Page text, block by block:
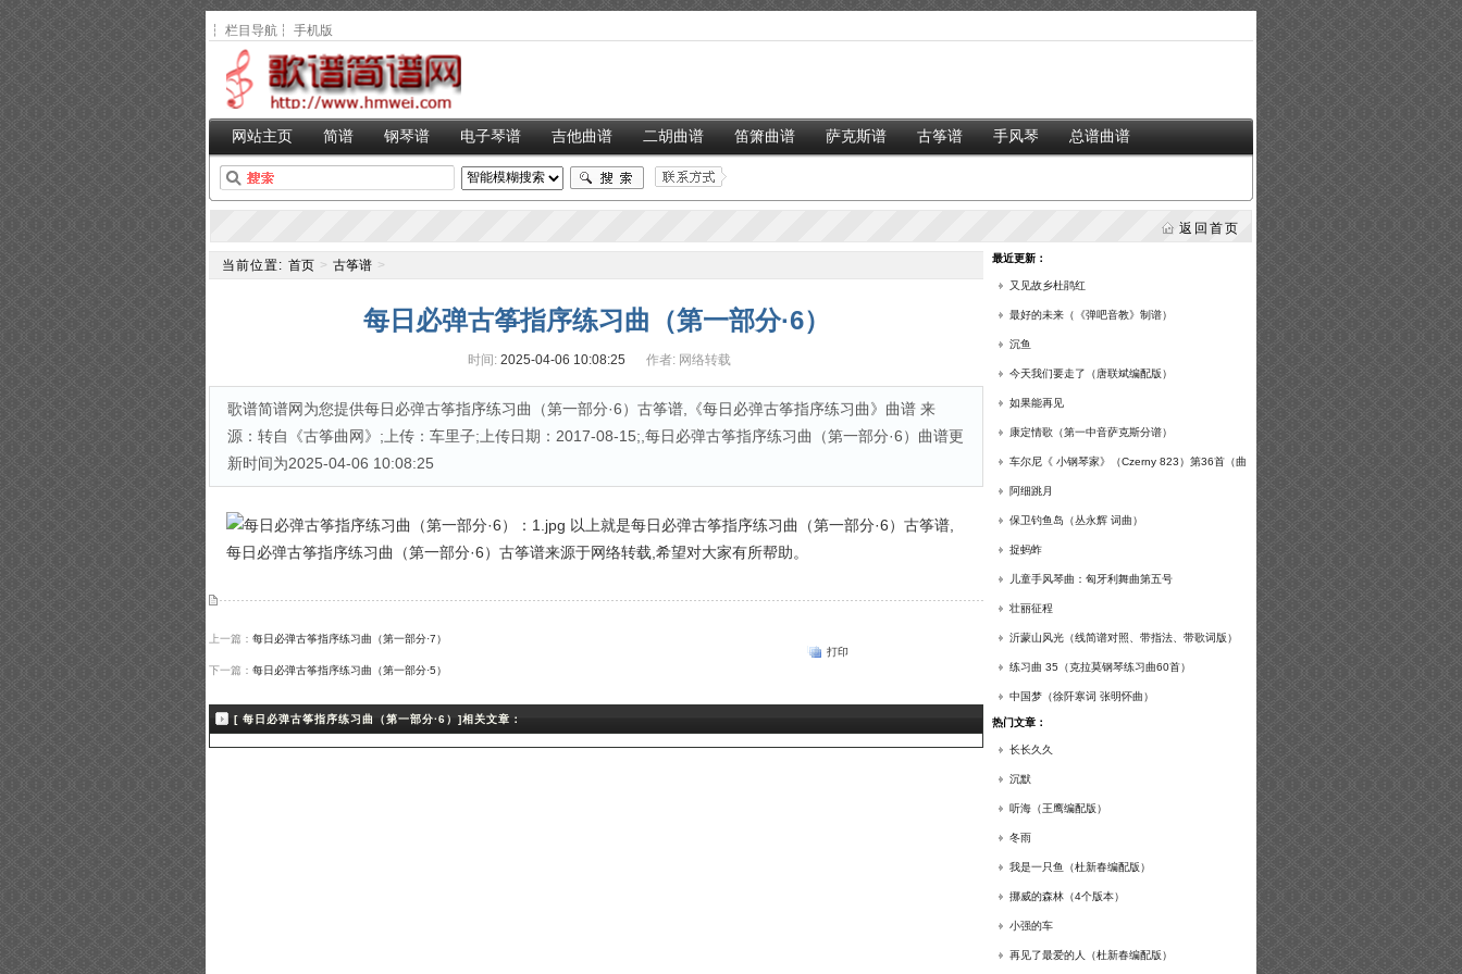
┆ 栏目导航 ┆ 手机版
网站主页 简谱 钢琴谱 电子琴谱 吉他曲谱 二胡曲谱 笛箫曲谱 萨克斯谱 古筝谱 手风琴 总谱曲谱
返回首页
当前位置: 首页 > 古筝谱 >
每日必弹古筝指序练习曲（第一部分·6）
时间: 2025-04-06 10:08:25 作者: 网络转载
歌谱简谱网为您提供每日必弹古筝指序练习曲（第一部分·6）古筝谱,《每日必弹古筝指序练习曲》曲谱 来
源：转自《古筝曲网》;上传：车里子;上传日期：2017-08-15;,每日必弹古筝指序练习曲（第一部分·6）曲谱更
新时间为2025-04-06 10:08:25
以上就是每日必弹古筝指序练习曲（第一部分·6）古筝谱,
每日必弹古筝指序练习曲（第一部分·6）古筝谱来源于网络转载,希望对大家有所帮助。
上一篇： 每日必弹古筝指序练习曲（第一部分·7）
下一篇： 每日必弹古筝指序练习曲（第一部分·5）
打印
[ 每日必弹古筝指序练习曲（第一部分·6）]相关文章：
最近更新：
又见故乡杜鹃红
最好的未来（《弹吧音教》制谱）
沉鱼
今天我们要走了（唐联斌编配版）
如果能再见
康定情歌（第一中音萨克斯分谱）
车尔尼《 小钢琴家》（Czerny 823）第36首（曲
谱及练习提示）
阿细跳月
保卫钓鱼岛（丛永辉 词曲）
捉蚂蚱
儿童手风琴曲：匈牙利舞曲第五号
壮丽征程
沂蒙山风光（线简谱对照、带指法、带歌词版）
练习曲 35（克拉莫钢琴练习曲60首）
中国梦（徐阡寒词 张明怀曲）
热门文章：
长长久久
沉默
听海（王鹰编配版）
冬雨
我是一只鱼（杜新春编配版）
挪威的森林（4个版本）
小强的车
再见了最爱的人（杜新春编配版）